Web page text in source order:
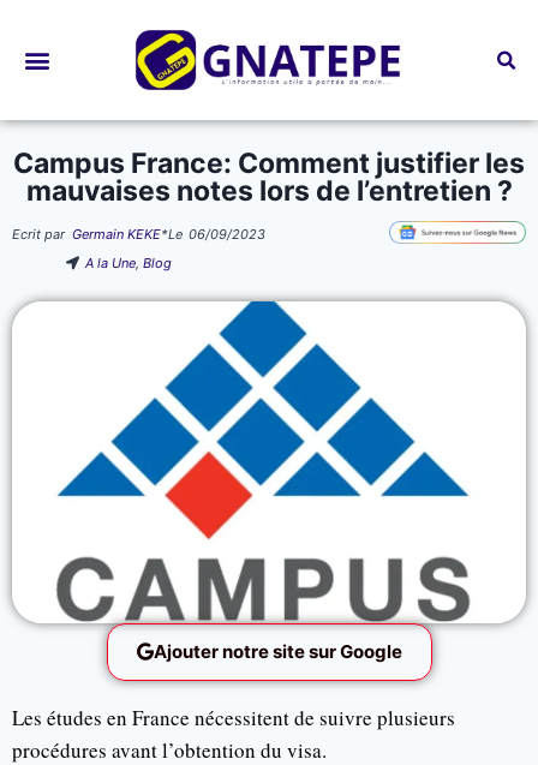
Campus France: Comment justifier les
mauvaises notes lors de l’entretien ?
Ecrit par Germain KEKE*Le 06/09/2023
A la Une,Blog
Ajouter notre site sur Google
Les études en France nécessitent de suivre plusieurs
procédures avant l’obtention du visa.